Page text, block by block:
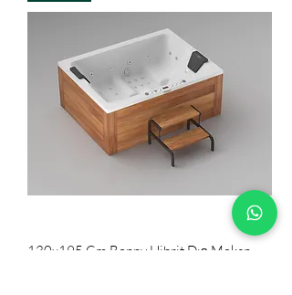
130x195 Cm Bonny Hibrit Dış Mekan